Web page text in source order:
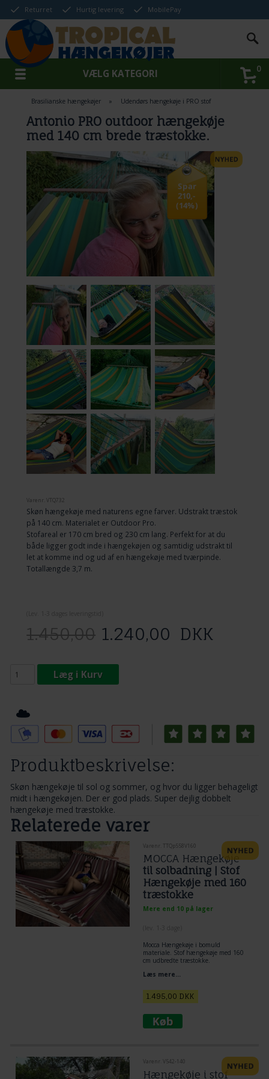
Returret Hurtig levering MobilePay
0
VÆLG KATEGORI
Brasilianske hængekøjer » Udendørs hængekøje i PRO stof
Antonio PRO outdoor hængekøje
med 140 cm brede træstokke.
Spar
210,-
(14%)
Varenr. VTQ732
Skøn hængekøje med naturens egne farver. Udstrakt træstok
på 140 cm. Materialet er Outdoor Pro.
Stofareal er 170 cm bred og 230 cm lang. Perfekt for at du
både ligger godt inde i hængekøjen og samtidig udstrakt til
let at komme ind og ud af en hængekøje med tværpinde.
Totallængde 3,7 m.
1.450,00 1.240,00 DKK
Læg i Kurv
Produktbeskrivelse:
Skøn hængekøje til sol og sommer, og hvor du ligger behageligt
midt i hængekøjen. Der er god plads. Super dejlig dobbelt
hængekøje med træstokke.
Relaterede varer
Varenr. TTQp558V160
MOCCA Hængekøje
til solbadning | Stof
Hængekøje med 160
træstokke
Mere end 10 på lager
Mocca Hængekøje i bomuld
materiale. Stof hængekøje med 160
cm udbredte træstokke.
En kvalitets hængekøje til udeliv, i
Læs mere...
1.495,00 DKK
Varenr. V542-140
Hængekøje i stof